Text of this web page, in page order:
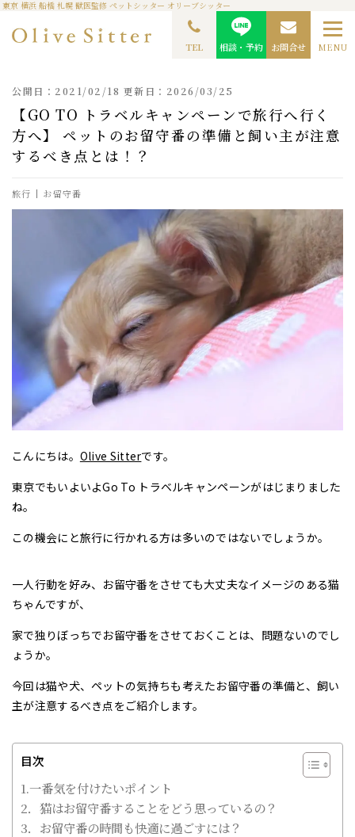
東京 横浜 船橋 札幌 獣医監修 ペットシッター オリーブシッター
MENU
TEL 相談・予約 お問合せ
【Go To トラベルキャンペーンで旅行へ行く方へ】 ペッ
トのお留守番の準備と飼い主が注意するべき点とは！？
公開日：2021/02/18 更新日：2026/03/25
【GO TO トラベルキャンペーンで旅行へ行く
方へ】 ペットのお留守番の準備と飼い主が注意
するべき点とは！？
旅行 お留守番
こんにちは。 Olive Sitterです。
東京でもいよいよGo To トラベルキャンペーンがはじまりました
ね。
この機会にと旅行に行かれる方は多いのではないでしょうか。
一人行動を好み、お留守番をさせても大丈夫なイメージのある猫
ちゃんですが、
家で独りぼっちでお留守番をさせておくことは、問題ないのでし
ょうか。
今回は猫や犬、ペットの気持ちも考えたお留守番の準備と、飼い
主が注意するべき点をご紹介します。
目次
1.一番気を付けたいポイント
2．猫はお留守番することをどう思っているの？
3．お留守番の時間も快適に過ごすには？